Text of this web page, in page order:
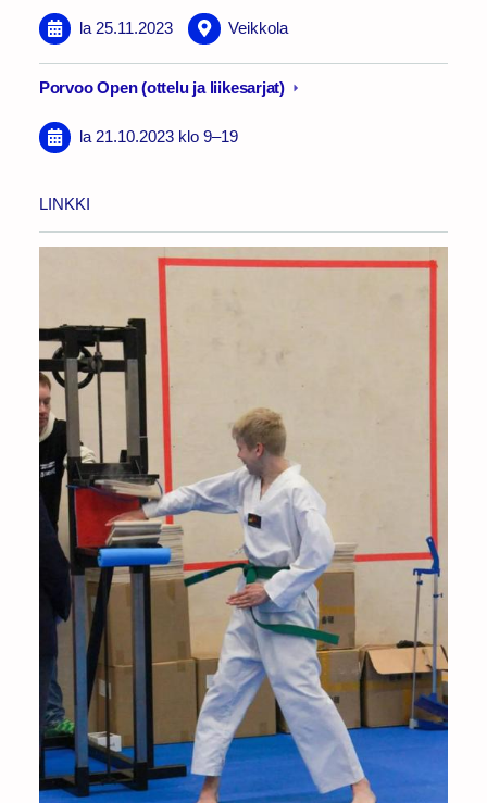
la 25.11.2023 Veikkola
Porvoo Open (ottelu ja liikesarjat)
la 21.10.2023 klo 9–19
LINKKI